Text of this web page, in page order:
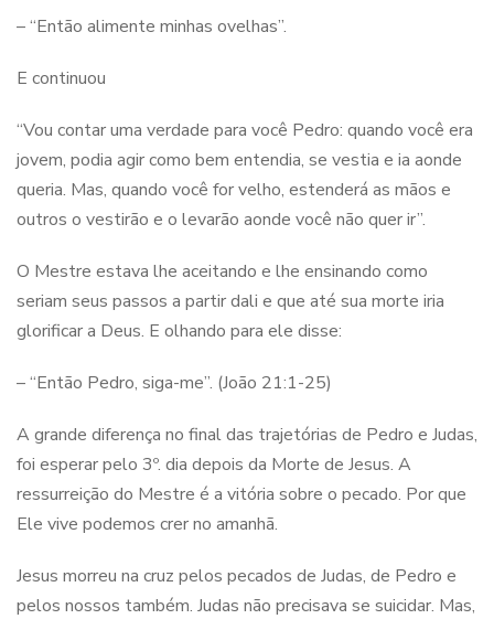
– “Então alimente minhas ovelhas”.
E continuou
“Vou contar uma verdade para você Pedro: quando você era
jovem, podia agir como bem entendia, se vestia e ia aonde
queria. Mas, quando você for velho, estenderá as mãos e
outros o vestirão e o levarão aonde você não quer ir”.
O Mestre estava lhe aceitando e lhe ensinando como
seriam seus passos a partir dali e que até sua morte iria
glorificar a Deus. E olhando para ele disse:
– “Então Pedro, siga-me”. (João 21:1-25)
A grande diferença no final das trajetórias de Pedro e Judas,
foi esperar pelo 3º. dia depois da Morte de Jesus. A
ressurreição do Mestre é a vitória sobre o pecado. Por que
Ele vive podemos crer no amanhã.
Jesus morreu na cruz pelos pecados de Judas, de Pedro e
pelos nossos também. Judas não precisava se suicidar. Mas,